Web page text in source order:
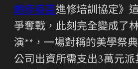
皰疹疫苗進修培訓協定》
爭奪戰，此刻完全變成了
演**，一場對稱的美學祭
公司出資所需支出3萬元派